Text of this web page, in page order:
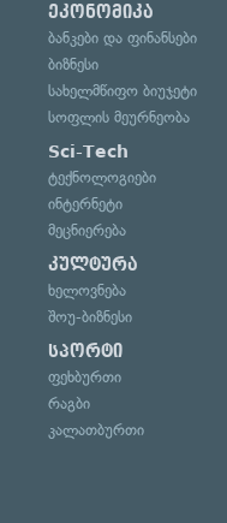
ეკონომიკა
ბანკები და ფინანსები
ბიზნესი
სახელმწიფო ბიუჯეტი
სოფლის მეურნეობა
Sci-Tech
ტექნოლოგიები
ინტერნეტი
მეცნიერება
კულტურა
ხელოვნება
შოუ-ბიზნესი
სპორტი
ფეხბურთი
რაგბი
კალათბურთი